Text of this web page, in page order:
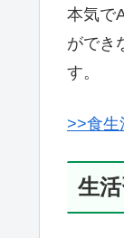
本気で
ができ
す。
>>食生
生